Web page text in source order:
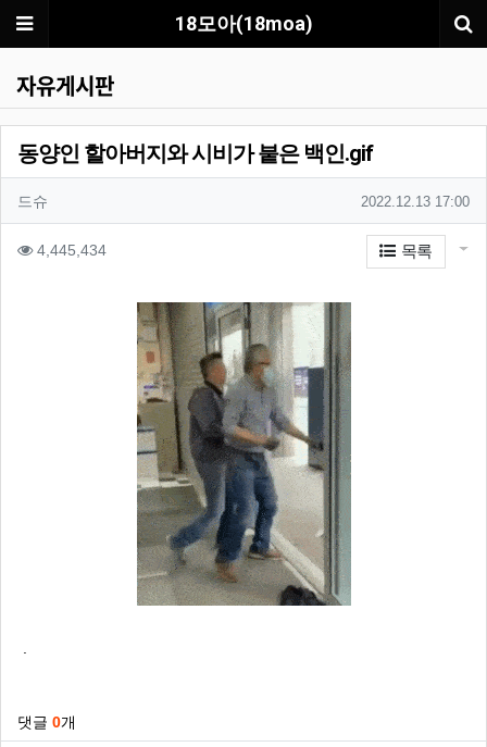
메뉴 18모아(18moa)
자유게시판
동양인 할아버지와 시비가 붙은 백인.gif
작성자 정보
작성자
드슈 작성일
2022.12.13 17:00
컨텐츠 정보
조회4,445,434 목록 게
댓글 0개